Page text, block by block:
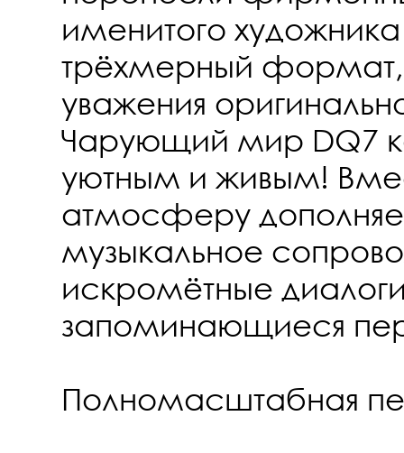
именитого
трёхмерный формат,
уважения
Чарующий мир DQ7
уютным и живым!
атмосферу
музыкальное
искромётные
запоминающиеся
Полномасштабная